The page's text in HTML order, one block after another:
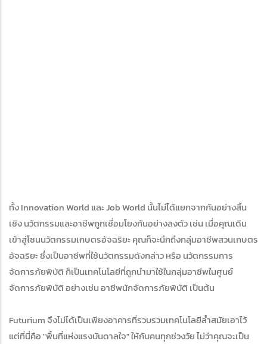
ทั้ง Innovation World และ Job World นั้นไม่ได้แยกจากกันอย่างสิ้น
เชิง นวัตกรรมและอาชีพถูกเชื่อมโยงกันอย่างลงตัว เช่น เมื่อคุณเดิน
เข้าสู่โซนนวัตกรรมเกษตรอัจฉริยะ คุณก็จะนึกถึงกลุ่มอาชีพสวนเกษตร
อัจฉริยะ ซึ่งเป็นอาชีพที่ใช้นวัตกรรมดังกล่าว หรือ นวัตกรรมการ
จัดการภัยพิบัติ ก็เป็นเทคโนโลยีที่ถูกนำมาใช้ในกลุ่มอาชีพในศูนย์
จัดการภัยพิบัติ อย่างเช่น อาชีพนักจัดการภัยพิบัติ เป็นต้น
Futurium จึงไม่ได้เป็นเพียงอาคารที่รวบรวมเทคโนโลยีล้ำสมัยเอาไว้
แต่ที่นี่คือ "พื้นที่แห่งแรงบันดาลใจ" ให้กับคนทุกช่วงวัย ไม่ว่าคุณจะเป็น